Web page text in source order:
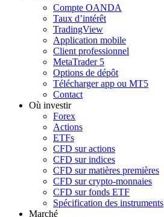
Compte OANDA
Taux d’intérêt
TradingView
Application mobile
Client professionnel
MetaTrader 5
Options de dépôt
Télécharger app ou MT5
Contact
Où investir
Forex
Actions
ETFs
CFD sur actions
CFD sur indices
CFD sur matières premières
CFD sur crypto-monnaies
CFD sur fonds ETF
Spécification des instruments
Marché